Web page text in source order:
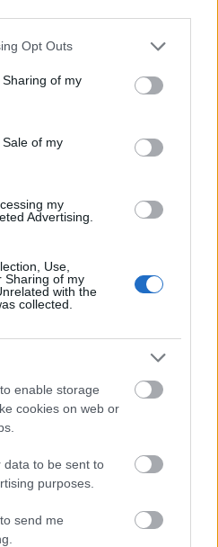
app uses one or more Google
behaviour. You may click to
and its third-party tags to
purposes in below Google
Opt Outs
of my
of my
my
Advertising.
Use,
Sharing of my
with the
collected.
enable storage
cookies on web or
data to be sent to
purposes.
send me
βρίσκεται σ' ένα
άνοιξε OnlyFans: «Τα
τη ζωή μας»
«ψηφιακό κόσκινο» οι